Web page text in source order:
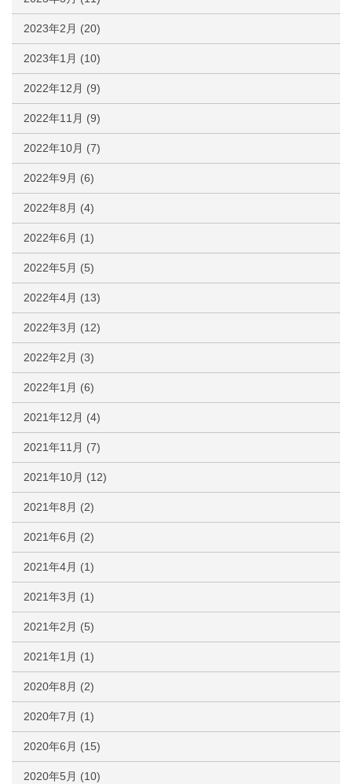
2023年2月 (20)
2023年1月 (10)
2022年12月 (9)
2022年11月 (9)
2022年10月 (7)
2022年9月 (6)
2022年8月 (4)
2022年6月 (1)
2022年5月 (5)
2022年4月 (13)
2022年3月 (12)
2022年2月 (3)
2022年1月 (6)
2021年12月 (4)
2021年11月 (7)
2021年10月 (12)
2021年8月 (2)
2021年6月 (2)
2021年4月 (1)
2021年3月 (1)
2021年2月 (5)
2021年1月 (1)
2020年8月 (2)
2020年7月 (1)
2020年6月 (15)
2020年5月 (10)